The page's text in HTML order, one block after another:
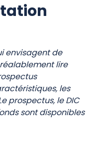
envisagent de
lire
les
prospectus, le DIC
sont disponibles